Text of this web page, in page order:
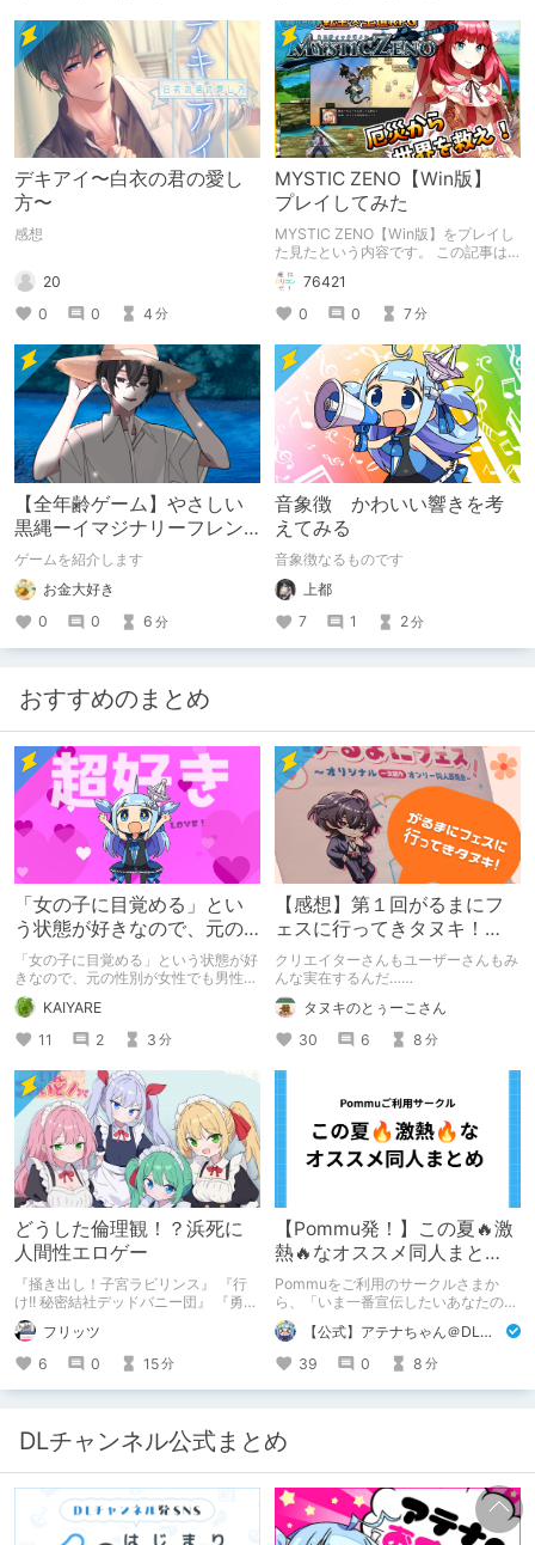
デキアイ〜白衣の君の愛し
方〜
感想
20
0
0 4 分
MYSTIC ZENO【Win版】
プレイしてみた
MYSTIC ZENO【Win版】をプレイし
た見たという内容です。 この記事は
通常のクリエイターズ記事です。
76421
0
0 7分
【全年齢ゲーム】やさしい
黒縄ーイマジナリーフレン
ドの「彼」と過ごすおぼん
やすみー
ゲームを紹介します
お金大好き
0
0 6 分
音象徴 かわいい響きを考
えてみる
音象徴なるものです
上都
7
1 2分
おすすめのまとめ
「女の子に目覚める」とい
う状態が好きなので、元の
性別が女性でも男性でも問
題ない話
「女の子に目覚める」という状態が好
きなので、元の性別が女性でも男性で
も問題ない話
KAIYARE
11
2 3 分
【感想】第１回がるまにフ
ェスに行ってきタヌキ！
【レポ】
クリエイターさんもユーザーさんもみ
んな実在するんだ……
タヌキのとぅーこさん
30
6 8 分
どうした倫理観！？浜死に
人間性エロゲー
『掻き出し！子宮ラビリンス』 『行
け!! 秘密結社デッドバニー団』 『勇者
ミアとツンツン猫サキュバス ~それで
も勇者はコロせない!~』 『めいどいん
めいど！』 本記事はねくすとテーマ
「人に薦めづらいけど好きな作
品」”ではない”です。 好きだったら人
フリッツ
6
0 15分
【Pommu発！】この夏🔥激
熱🔥なオススメ同人まと
め！ その1
Pommuをご利用のサークルさまか
ら、「いま一番宣伝したいあなたの
DLsite作品」を募りました！ この夏
🔥激熱🔥な作品ばかり！あなたがまだ
出会っていない、運命の作品が見つか
るかも！
【公式】アテナちゃん＠DLチャンネル
39
0 8 分
DLチャンネル公式まとめ